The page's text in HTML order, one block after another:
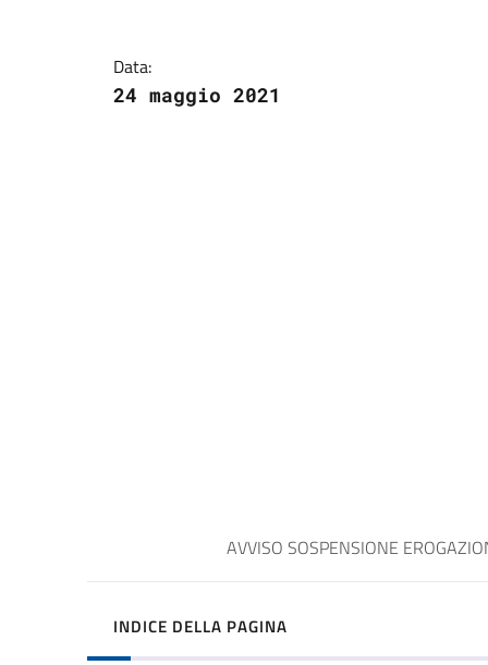
Data:
24 maggio 2021
AVVISO SOSPENSIONE
INDICE DELLA PAGINA